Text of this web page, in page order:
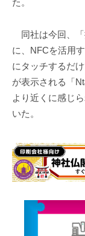
た。
同社は今回、「
に、NFCを活用
にタッチするだ
が表示される「
より近くに感じ
いた。